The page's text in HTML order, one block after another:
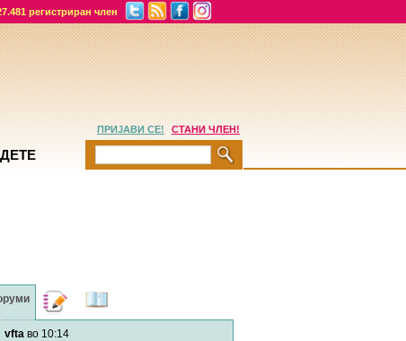
регистриран член
Дневници
vftaво 10:14
ПРИЈАВИ СЕ! СТАНИ ЧЛЕН!
ДЕТЕ